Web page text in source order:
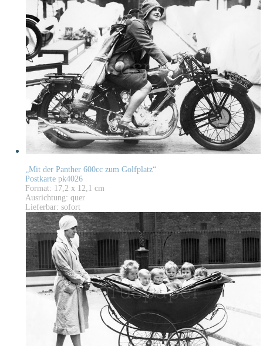
„Mit der Panther 600cc zum Golfplatz“
Postkarte pk4026
Format: 17,2 x 12,1 cm
Ausrichtung: quer
Lieferbar: sofort